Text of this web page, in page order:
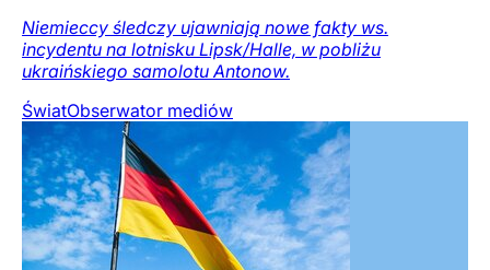
Niemieccy śledczy ujawniają nowe fakty ws.
incydentu na lotnisku Lipsk/Halle, w pobliżu
ukraińskiego samolotu Antonow.
ŚwiatObserwator mediów